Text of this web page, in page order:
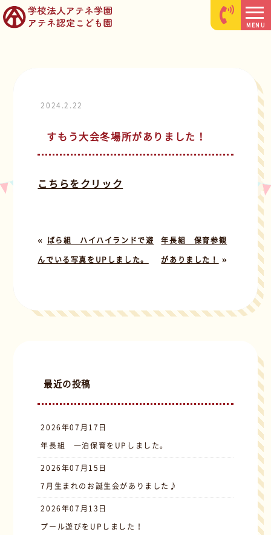
MENU
2024.2.22
すもう大会冬場所がありました！
こちらをクリック
« ばら組 ハイハイランドで遊
んでいる写真をUPしました。
年長組 保育参観
がありました！
»
最近の投稿
2026年07月17日
年長組 一泊保育をUPしました。
2026年07月15日
7月生まれのお誕生会がありました♪
2026年07月13日
プール遊びをUPしました！